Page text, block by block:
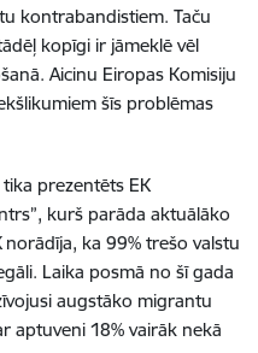
kontrabandistiem. Taču
kopīgi ir jāmeklē vēl
Aicinu Eiropas Komisiju
šīs problēmas
prezentēts EK
kurš parāda aktuālāko
ka 99% trešo valstu
Laika posmā no šī gada
augstāko migrantu
aptuveni 18% vairāk nekā